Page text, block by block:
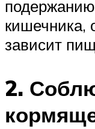
кишечника,
зависит
2.